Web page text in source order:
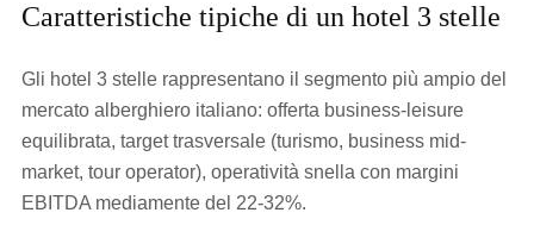
Caratteristiche tipiche di un hotel 3 stelle
Gli hotel 3 stelle rappresentano il segmento più ampio del
mercato alberghiero italiano: offerta business-leisure
equilibrata, target trasversale (turismo, business mid-
market, tour operator), operatività snella con margini
EBITDA mediamente del 22-32%.